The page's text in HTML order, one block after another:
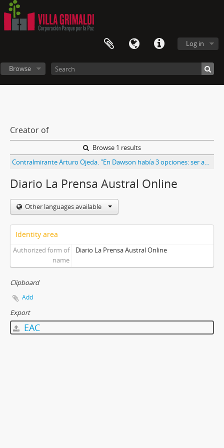
Log in
Browse
Creator of
Browse 1 results
Contralmirante Arturo Ojeda. "En Dawson había 3 opciones: ser amables, indiferentes o pesados"
Diario La Prensa Austral Online
Other languages available
Identity area
Authorized form of
name
Diario La Prensa Austral Online
Clipboard
Add
Export
EAC